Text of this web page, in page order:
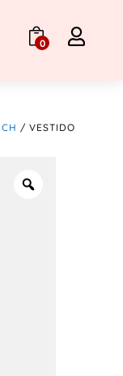
0 
/ VESTIDO